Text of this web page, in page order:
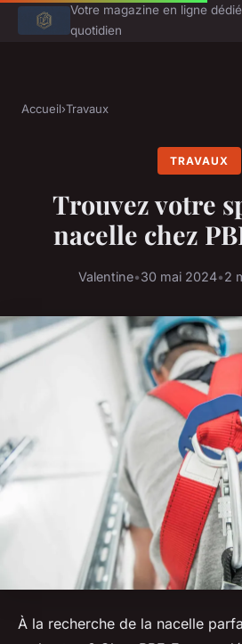
Votre magazine en ligne
quotidien
Accueil›Travaux
TRAVAUX
Trouvez votre
nacelle chez
Valentine•30 mai 2024•2
À la recherche de la nacelle